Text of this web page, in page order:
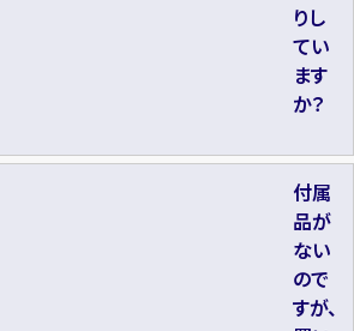
りし
てい
ます
か？
付属
品が
ない
ので
すが、